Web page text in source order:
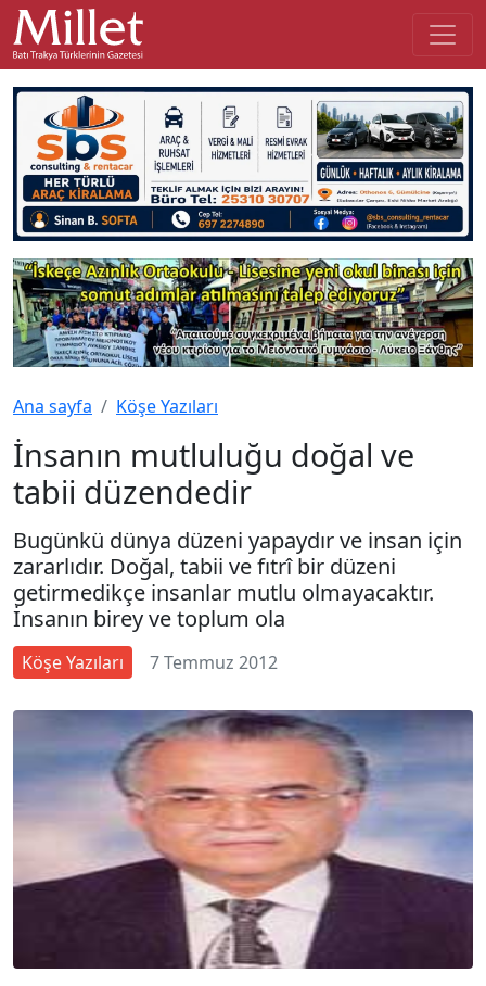
Ana sayfa Köşe Yazıları
İnsanın mutluluğu doğal ve
tabii düzendedir
Bugünkü dünya düzeni yapaydır ve insan için
zararlıdır. Doğal, tabii ve fıtrî bir düzeni
getirmedikçe insanlar mutlu olmayacaktır.
İnsanın birey ve toplum ola
Köşe Yazıları 7 Temmuz 2012